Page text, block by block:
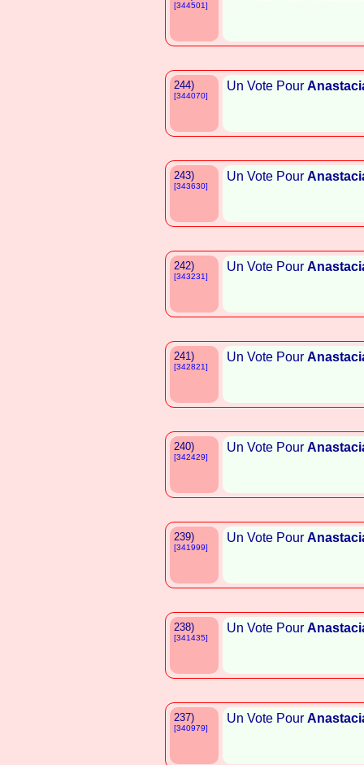
[344501]
244)
[344070]
Un Vote Pour
243)
[343630]
Un Vote Pour
242)
[343231]
Un Vote Pour
241)
[342821]
Un Vote Pour
240)
[342429]
Un Vote Pour
239)
[341999]
Un Vote Pour
238)
[341435]
Un Vote Pour
237)
[340979]
Un Vote Pour